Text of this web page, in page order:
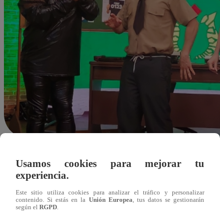
29 de junio 2023
Influencer mexicano podría convertirse en la nueva
porLatina.
Usamos cookies para mejorar tu
experiencia.
Este sitio utiliza cookies para analizar el tráfico y personalizar
contenido. Si estás en la Unión Europea , tus datos se gestionarán
según el RGPD